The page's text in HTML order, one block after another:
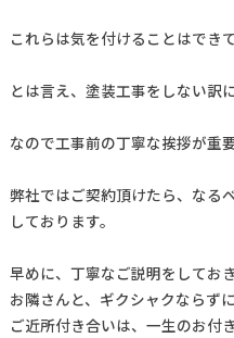
これらは気を付けることはでき
とは言え、塗装工事をしない訳
なので工事前の丁寧な挨拶が重
弊社ではご契約頂けたら、なる
しております。
早めに、丁寧なご説明をしてお
お隣さんと、ギクシャクならず
ご近所付き合いは、一生のお付き